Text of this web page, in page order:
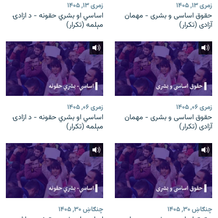
زمری ۱۳, ۱۴۰۵
حقوق اساسی و بشری - مهمان
آزادی (تکرار)
زمری ۱۳, ۱۴۰۵
اساسي او بشري حقونه - د ازادۍ
مېلمه (تکرار)
زمری ۰۶, ۱۴۰۵
حقوق اساسی و بشری - مهمان
آزادی (تکرار)
زمری ۰۶, ۱۴۰۵
اساسي او بشري حقونه - د ازادۍ
مېلمه (تکرار)
چنګاښ ۳۰, ۱۴۰۵ چنګاښ ۳۰, ۱۴۰۵